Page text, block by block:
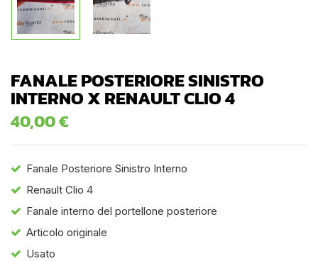
FANALE POSTERIORE SINISTRO
INTERNO X RENAULT CLIO 4
40,00€
Fanale Posteriore Sinistro Interno
Renault Clio 4
Fanale interno del portellone posteriore
Articolo originale
Usato